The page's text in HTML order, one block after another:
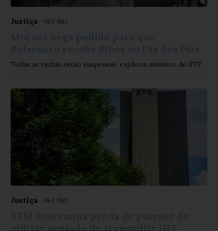
Justiça Há 2 dias
Todas as visitas estão suspensas, explicou ministro do STF
Justiça Há 2 dias